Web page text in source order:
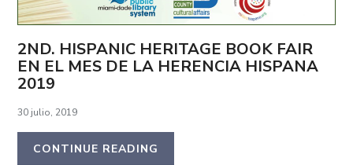
2ND. HISPANIC HERITAGE BOOK FAIR
EN EL MES DE LA HERENCIA HISPANA
2019
30 julio, 2019
CONTINUE READING